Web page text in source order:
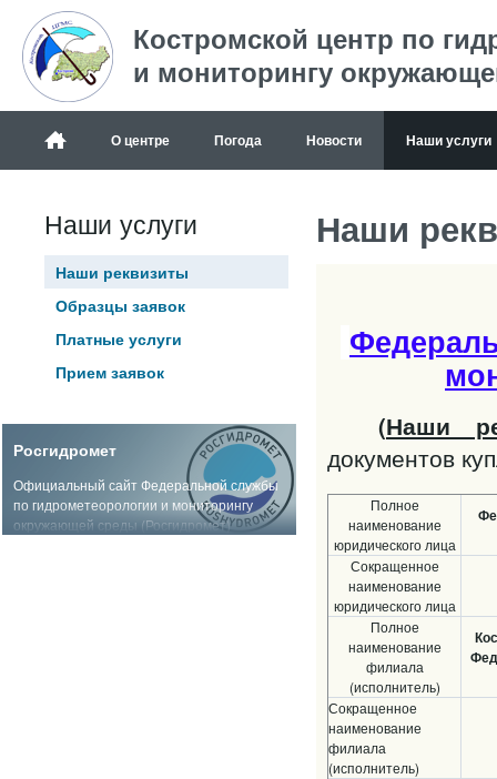
Костромской центр по
и мониторингу
О центре Погода Новости Наши услуги
Наши
(Наши
документов
Полное
наименование
юридического лица
Сокращенное
наименование
юридического лица
Полное
наименование
филиала
(исполнитель)
Сокращенное
наименование
филиала
(исполнитель)
Наши услуги
Наши реквизиты
Образцы заявок
Платные услуги
Прием заявок
Росгидромет
Официальный сайт Федеральной службы
по гидрометеорологии и мониторингу
окружающей среды (Росгидромет)